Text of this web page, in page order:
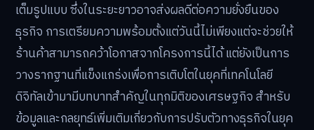
เต็มรูปแบบ ซึ่งในระยะยาวอาจส่งผลดีต่อความยั่งยืนของ
ธุรกิจ การเตรียมความพร้อมตั้งแต่วันนี้ไม่เพียงแต่จะช่วยให้
ร้านค้าสามารถคว้าโอกาสจากโครงการนี้ได้ แต่ยังเป็นการ
วางรากฐานที่แข็งแกร่งเพื่อการเติบโตในยุคที่เทคโนโลยี
ดิจิทัลเข้ามามีบทบาทสำคัญในทุกมิติของเศรษฐกิจ สำหรับ
ข้อมูลและกลยุทธ์เพิ่มเติมเกี่ยวกับการปรับตัวทางธุรกิจในยุค